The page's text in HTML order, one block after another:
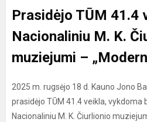
Prasidėjo TŪM 41.4
Nacionaliniu M. K.
muziejumi –
2025 m. rugsėjo 18 d. Kauno Jono
prasidėjo TŪM 41.4 veikla, vykdoma
Nacionaliniu M. K. Čiurlionio